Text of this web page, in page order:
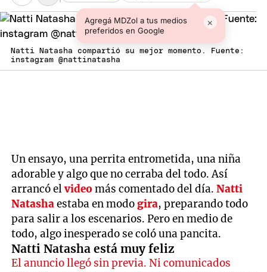
Agregá MDZol a tus medios
preferidos en Google
×
Natti Natasha compartió su mejor momento. Fuente:
instagram @nattinatasha
Un ensayo, una perrita entrometida, una niña
adorable y algo que no cerraba del todo. Así
arrancó elvideomás comentado del día.Natti
Natashaestaba en modogira, preparando todo
para salir a los escenarios. Pero en medio de
todo, algo inesperado se coló una pancita.
Natti Natasha está muy feliz
El anuncio llegó sin previa. Ni comunicados